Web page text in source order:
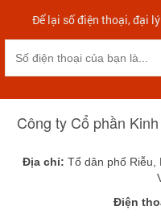
Để lại số điện thoại, đại
Công ty Cổ phần
Địa chỉ: Tổ dân phố Riễu,
Điện